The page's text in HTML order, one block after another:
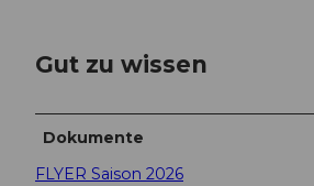
Gut zu wissen
Dokumente
FLYER Saison 2026